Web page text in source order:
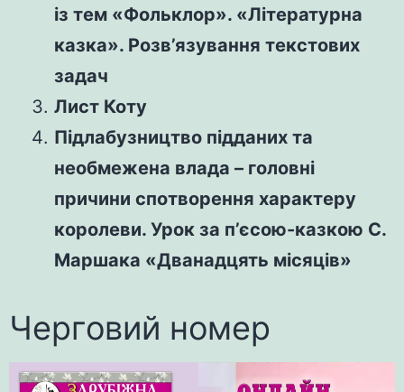
із тем «Фольклор». «Літературна
казка». Розв’язування текстових
задач
Лист Коту
Підлабузництво підданих та
необмежена влада – головні
причини спотворення характеру
королеви. Урок за п’єсою-казкою С.
Маршака «Дванадцять місяців»
Черговий номер